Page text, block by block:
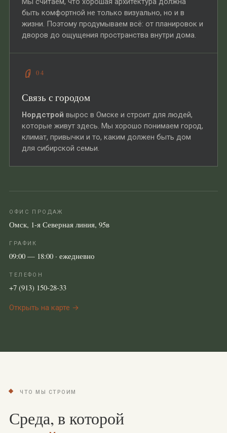
быть комфортной не только визуально, но и в
жизни. Поэтому продумываем всё: от планировок и
дворов до ощущения пространства внутри дома.
04
Связь с городом
Нордстрой вырос в Омске и строит для людей,
которые живут здесь. Мы хорошо понимаем город,
климат, привычки и то, каким должен быть дом
для сибирской семьи.
ОФИС ПРОДАЖ
Омск, 1-я Северная линия, 95в
ГРАФИК
09:00 — 18:00 · ежедневно
ТЕЛЕФОН
+7 (913) 150-28-33
Открыть на карте →
ЧТО МЫ СТРОИМ
Среда, в которой